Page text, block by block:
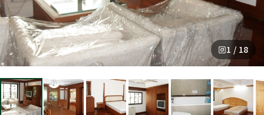
1 / 18